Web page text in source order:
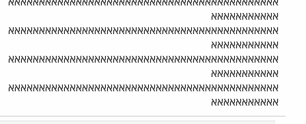
אאאאאאאאאאא
אאאאאאאאאאאאאאאאאאאאאאאאאאאאאאאאאאאאאאאאאאאא
אאאאאאאאאאא
אאאאאאאאאאאאאאאאאאאאאאאאאאאאאאאאאאאאאאאאאאאא
אאאאאאאאאאא
אאאאאאאאאאאאאאאאאאאאאאאאאאאאאאאאאאאאאאאאאאאא
אאאאאאאאאאא